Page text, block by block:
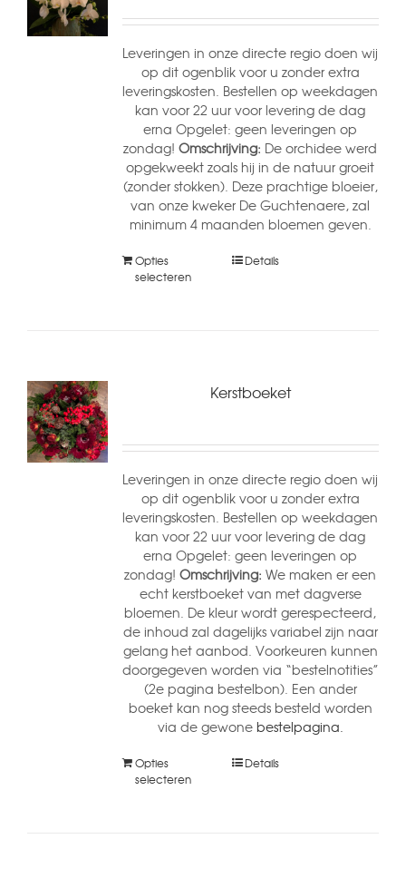
Leveringen in onze directe regio doen wij
op dit ogenblik voor u zonder extra
leveringskosten. Bestellen op weekdagen
kan voor 22 uur voor levering de dag
erna Opgelet: geen leveringen op
zondag!Omschrijving: De orchidee werd
opgekweekt zoals hij in de natuur groeit
(zonder stokken). Deze prachtige bloeier,
van onze kweker De Guchtenaere, zal
minimum 4 maanden bloemen geven.
Opties
selecteren
Details
Kerstboeket
Leveringen in onze directe regio doen wij
op dit ogenblik voor u zonder extra
leveringskosten. Bestellen op weekdagen
kan voor 22 uur voor levering de dag
erna Opgelet: geen leveringen op
zondag!Omschrijving: We maken er een
echt kerstboeket van met dagverse
bloemen. De kleur wordt gerespecteerd,
de inhoud zal dagelijks variabel zijn naar
gelang het aanbod. Voorkeuren kunnen
doorgegeven worden via “bestelnotities”
(2e pagina bestelbon). Een ander
boeket kan nog steeds besteld worden
via de gewone bestelpagina.
Opties
selecteren
Details